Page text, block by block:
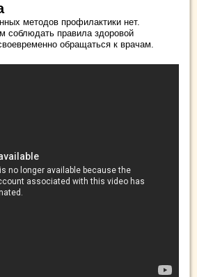
методов профилактики нет.
соблюдать правила здоровой
обращаться к врачам.